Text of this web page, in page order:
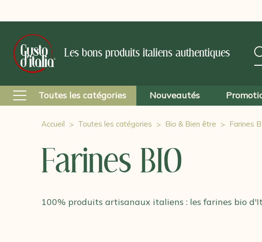
Les bons produits italiens authentiques
Toutes les catégories Nouveautés
Accueil Toutes les catégories Bio & Bien être Farines
Farines BIO
100% produits artisanaux italiens : les farines bio